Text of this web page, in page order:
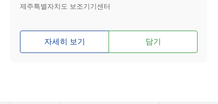
제주특별자치도 보조기기센터
자세히 보기 담기